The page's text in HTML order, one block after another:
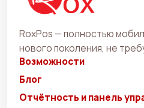
RoxPos — полностью
нового поколения, не
Возможности
Блог
Отчётность и панель